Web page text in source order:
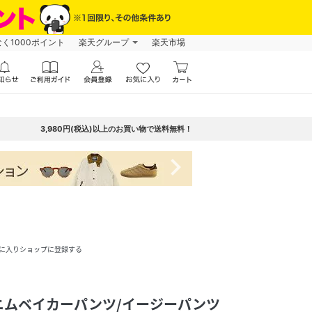
1000ポイント 楽天グループ 楽天市場
3,980円(税込)以上のお買い物で送料無料！
navigate_next
入りショップに登録する
ベイカーパンツ/イージーパンツ